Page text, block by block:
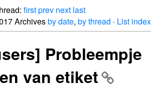
firstprev next last
Archivesby date, by thread · List index
Probleempje
van etiket